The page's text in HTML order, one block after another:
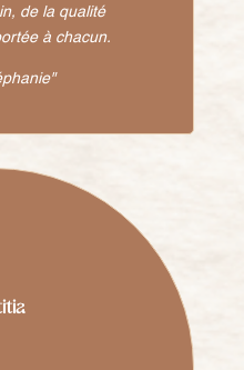
de la qualité
à chacun.